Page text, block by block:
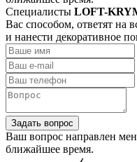
Специалисты LOFT-
Вас способом, ответят на
и нанести декоративное
Задать вопрос
Ваш вопрос направлен
ближайшее время.